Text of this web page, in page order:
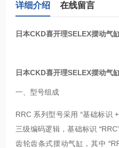
详细介绍 在线留言
日本CKD喜开理SELEX摆动气
日本CKD喜开理SELEX摆动气
一、型号组成
RRC 系列型号采用 “基础标识
三级编码逻辑，基础标识
齿轮齿条式摆动气缸，其中